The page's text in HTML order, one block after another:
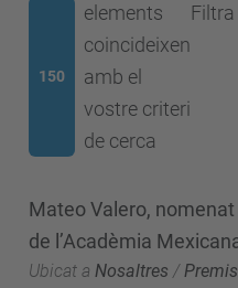
150
elements
coincideixen
amb el
vostre criteri
de cerca
Filtra
Mateo Valero,
de l’Acadèmia
Ubicat a Nosaltres /